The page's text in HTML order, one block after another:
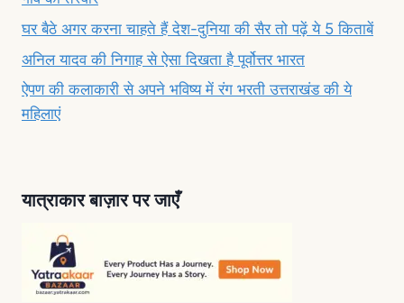
घर बैठे अगर करना चाहते हैं देश-दुनिया की सैर तो पढ़ें ये 5 किताबें
अनिल यादव की निगाह से ऐसा दिखता है पूर्वोत्तर भारत
ऐपण की कलाकारी से अपने भविष्य में रंग भरती उत्तराखंड की ये
महिलाएं
यात्राकार बाज़ार पर जाएँ